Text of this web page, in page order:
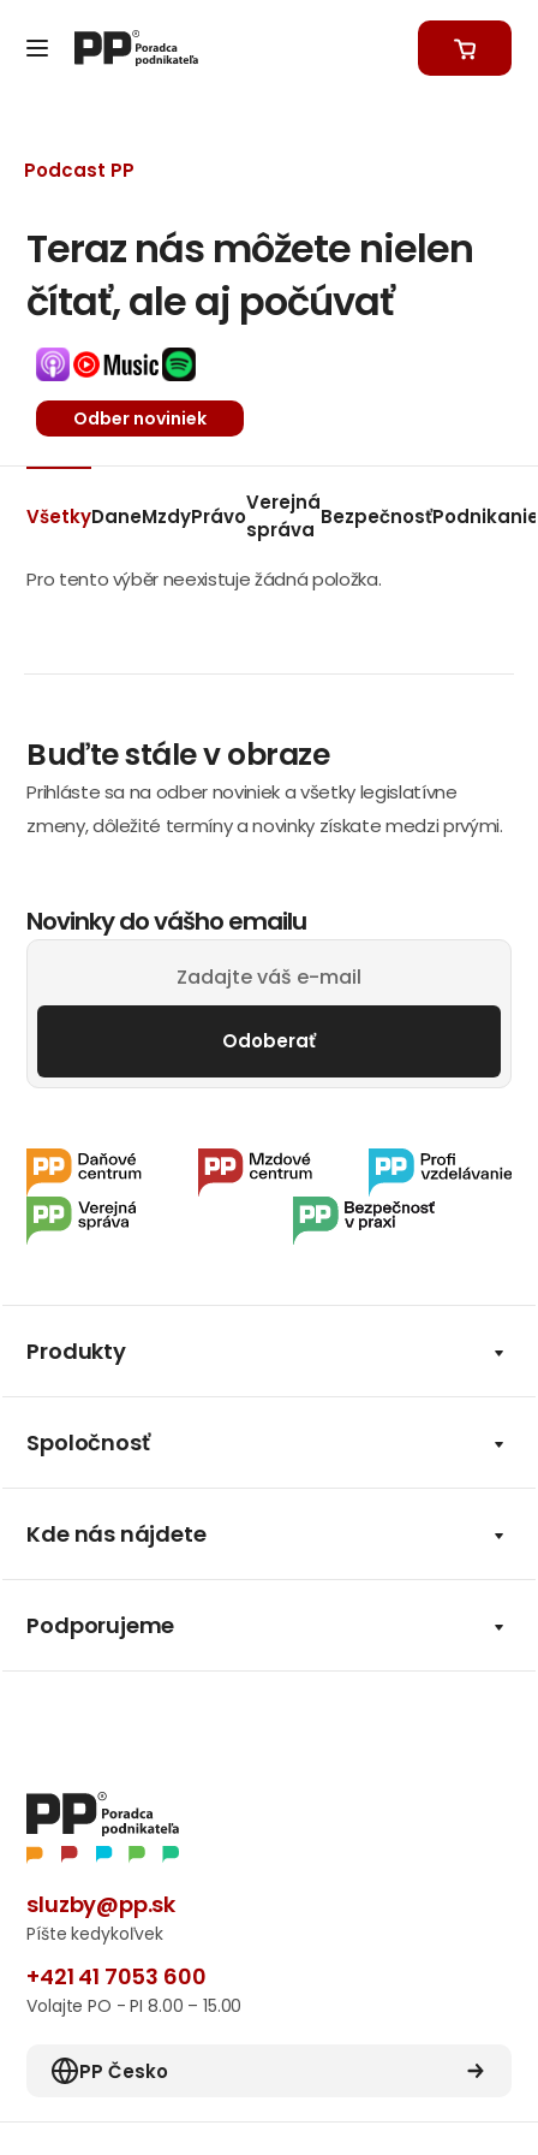
Podcast PP
Teraz nás môžete nielen
čítať, ale aj počúvať
Odber noviniek
VšetkyDaneMzdyPrávo
Verejná
správa
Bezpečnosť
Pro tento výběr neexistuje žádná položka.
Buďte stále v obraze
Prihláste sa na odber noviniek a všetky legislatívne
zmeny, dôležité termíny a novinky získate medzi prvými.
Novinky do vášho emailu
Odoberať
Produkty
Spoločnosť
Kde nás nájdete
Podporujeme
sluzby@pp.sk
Píšte kedykoľvek
+421 41 7053 600
Volajte PO - PI 8.00 – 15.00
PP Česko